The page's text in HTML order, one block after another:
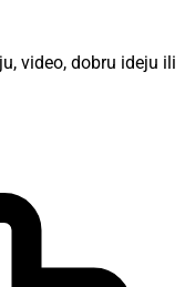
video, dobru ideju ili